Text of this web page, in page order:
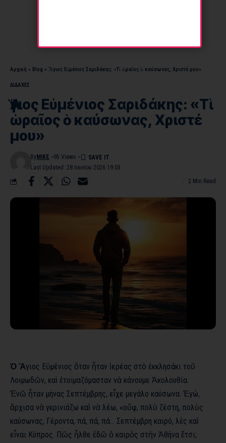
Αρχική » Blog » Ἅγιος Εὐμένιος Σαριδάκης: «Τὶ ὡραῖος ὁ καύσωνας, Χριστέ μου»
ΔΙΔΑΧΕΣ
Ἅγιος Εὐμένιος Σαριδάκης: «Τὶ
ὡραῖος ὁ καύσωνας, Χριστέ
μου»
Last Updated: 28 Ιουνίου 2026 19:03
By MIKE 95 Views
2 Min Read
Ὁ Ἅγιος Εὐμένιος ὄταν ἦταν ἱερέας στὸ ἐκκλησάκι τοῦ
Λοιμωδῶν, καὶ ἑτοιμαζόμασταν νὰ κάνουμε Ἀκολουθία.
Ἐνῶ ἦταν μήνας Σεπτέμβρης, εἶχε μεγάλο καύσωνα. Ἐγώ,
ἄρχισα νὰ γκρινιάζω καὶ νὰ λέω, «οὔφ, πολὺ ζέστη, πολὺς
καύσωνας, Γέροντα, πά, πά, πά… Σεπτέμβρη καιρό, λὲς καὶ
εἶναι Κύπρος. Πῶς ἦλθε ἐδῶ ὁ καιρὸς στὴν Ἀθήνα ἔτσι;